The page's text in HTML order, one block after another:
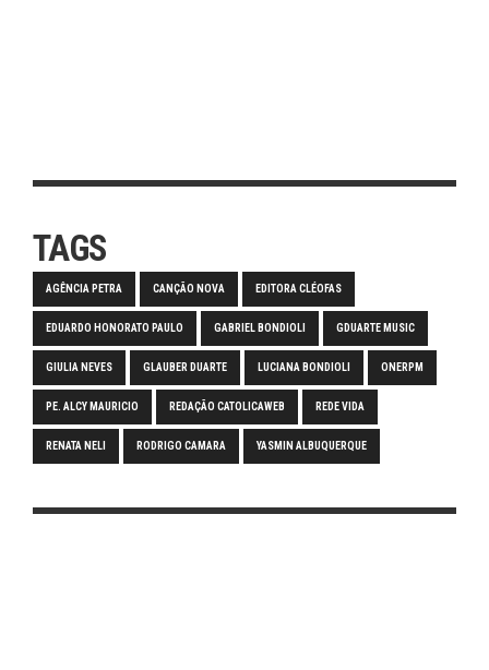
TAGS
AGÊNCIA PETRA CANÇÃO NOVA EDITORA CLÉOFAS
EDUARDO HONORATO PAULO GABRIEL BONDIOLI GDUARTE MUSIC
GIULIA NEVES GLAUBER DUARTE LUCIANA BONDIOLI ONERPM
PE. ALCY MAURICIO REDAÇÃO CATOLICAWEB REDE VIDA
RENATA NELI RODRIGO CAMARA YASMIN ALBUQUERQUE